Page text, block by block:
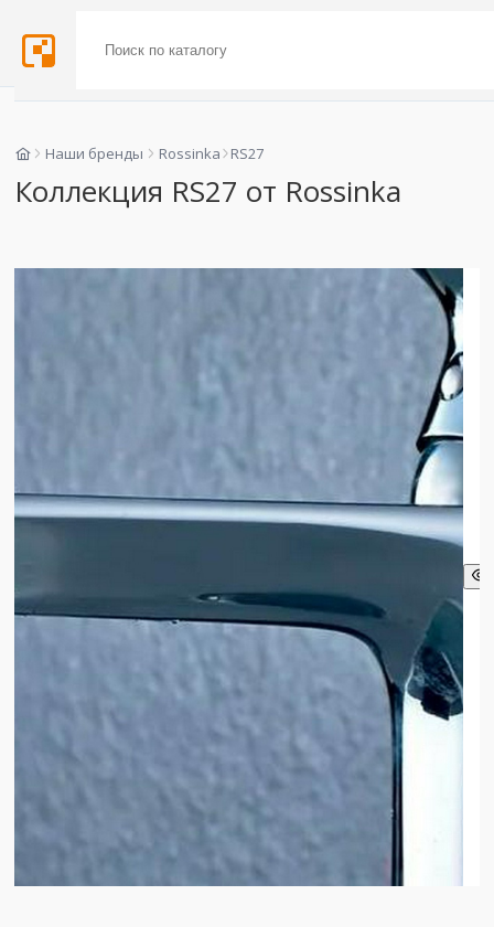
Наши бренды Rossinka RS27
Коллекция RS27 от Rossinka